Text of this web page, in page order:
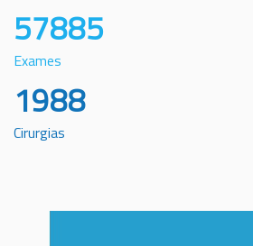
57885
Exames
1988
Cirurgias